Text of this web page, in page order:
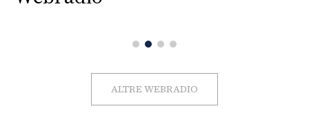
ALTRE WEBRADIO